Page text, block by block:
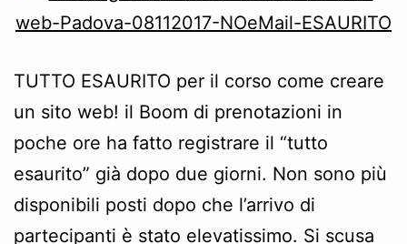
TUTTO ESAURITO per il corso come creare
un sito web! il Boom di prenotazioni in
poche ore ha fatto registrare il “tutto
esaurito” già dopo due giorni. Non sono più
disponibili posti dopo che l’arrivo di
partecipanti è stato elevatissimo. Si scusa